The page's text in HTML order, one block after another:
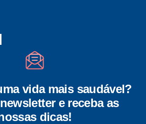
vida mais saudável?
e receba as
dicas!